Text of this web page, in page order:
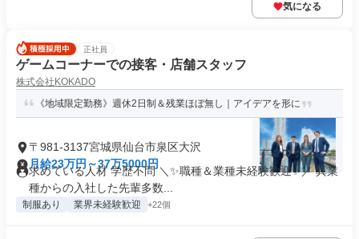
気になる
正社員
ゲームコーナーでの接客・店舗スタッフ
株式会社KOKADO
《地域限定勤務》週休2日制＆残業ほぼ無し｜アイデアを形に
〒981-3137宮城県仙台市泉区大沢
月給23万円～37万5000円
求めている人材 学歴不問 ＼✨職種＆業種未経験歓迎✨／ 異業
種からの入社した先輩多数...
制服あり 業界未経験歓迎 +22個